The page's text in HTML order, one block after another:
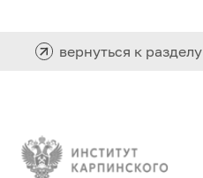
вернуться к разделу